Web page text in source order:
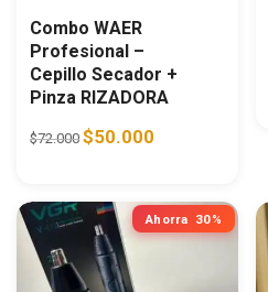
Combo WAER
Profesional –
Cepillo Secador +
Pinza RIZADORA
$72.000 Original price was: $72.000.
$50.000
Ahorra 30%